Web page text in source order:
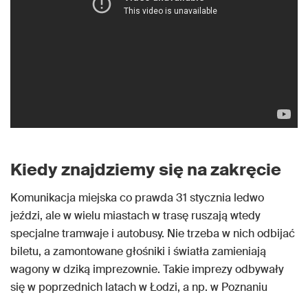
Kiedy znajdziemy się na zakręcie
Komunikacja miejska co prawda 31 stycznia ledwo
jeździ, ale w wielu miastach w trasę ruszają wtedy
specjalne tramwaje i autobusy. Nie trzeba w nich odbijać
biletu, a zamontowane głośniki i światła zamieniają
wagony w dziką imprezownie. Takie imprezy odbywały
się w poprzednich latach w Łodzi, a np. w Poznaniu